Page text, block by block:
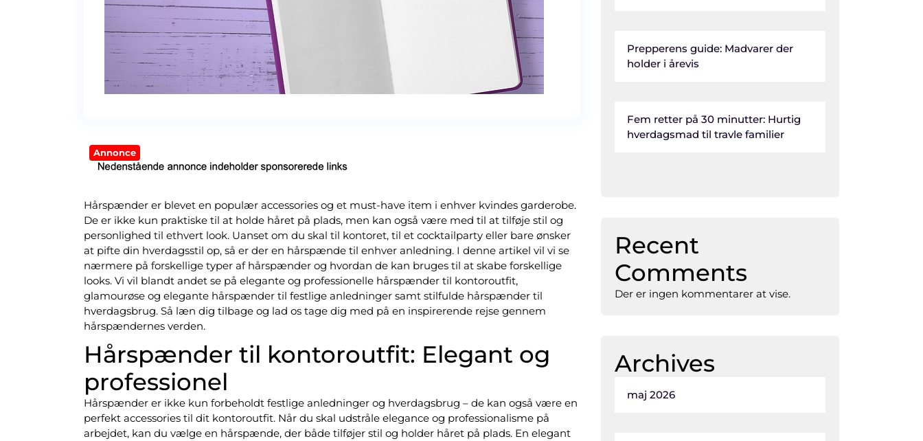
Annonce
Hårspænder er blevet en populær accessories og et must-have item i enhver kvindes garderobe.
De er ikke kun praktiske til at holde håret på plads, men kan også være med til at tilføje stil og
personlighed til ethvert look. Uanset om du skal til kontoret, til et cocktailparty eller bare ønsker
at pifte din hverdagsstil op, så er der en hårspænde til enhver anledning. I denne artikel vil vi se
nærmere på forskellige typer af hårspænder og hvordan de kan bruges til at skabe forskellige
looks. Vi vil blandt andet se på elegante og professionelle hårspænder til kontoroutfit,
glamourøse og elegante hårspænder til festlige anledninger samt stilfulde hårspænder til
hverdagsbrug. Så læn dig tilbage og lad os tage dig med på en inspirerende rejse gennem
hårspændernes verden.
Hårspænder til kontoroutfit: Elegant og
professionel
Hårspænder er ikke kun forbeholdt festlige anledninger og hverdagsbrug – de kan også være en
perfekt accessories til dit kontoroutfit. Når du skal udstråle elegance og professionalisme på
arbejdet, kan du vælge en hårspænde, der både tilføjer stil og holder håret på plads. En elegant
Prepperens guide: Madvarer der
holder i årevis
Fem retter på 30 minutter: Hurtig
hverdagsmad til travle familier
Recent
Comments
Der er ingen kommentarer at vise.
Archives
maj 2026